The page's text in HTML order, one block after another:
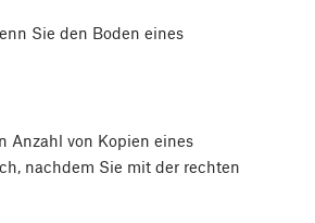
Sie den Boden eines
Anzahl von Kopien eines
nachdem Sie mit der rechten